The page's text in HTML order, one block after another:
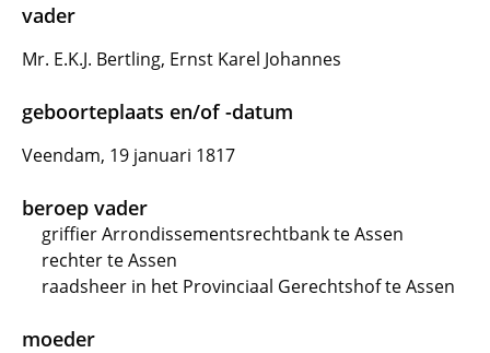
vader
Mr. E.K.J. Bertling, Ernst Karel Johannes
geboorteplaats en/of -datum
Veendam, 19 januari 1817
beroep vader
griffier Arrondissementsrechtbank te Assen
rechter te Assen
raadsheer in het Provinciaal Gerechtshof te Assen
moeder